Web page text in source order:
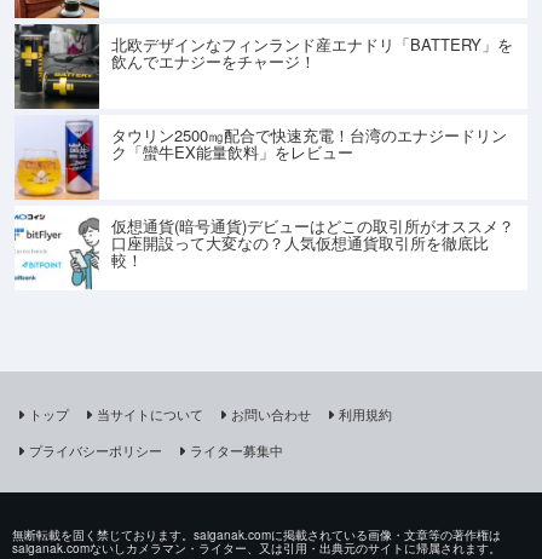
北欧デザインなフィンランド産エナドリ「BATTERY」を
飲んでエナジーをチャージ！
タウリン2500㎎配合で快速充電！台湾のエナジードリン
ク「蠻牛EX能量飲料」をレビュー
仮想通貨(暗号通貨)デビューはどこの取引所がオススメ？
口座開設って大変なの？人気仮想通貨取引所を徹底比
較！
トップ 当サイトについて お問い合わせ
利用規約
プライバシーポリシー
ライター募集中
無断転載を固く禁じております。saiganak.comに掲載されている画像・文章等の著作権は
saiganak.comないしカメラマン・ライター、又は引用・出典元のサイトに帰属されます。